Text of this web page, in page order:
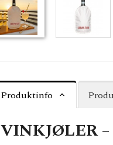
Produktinfo
VINKJØLER